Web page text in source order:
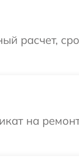
расчет,
на